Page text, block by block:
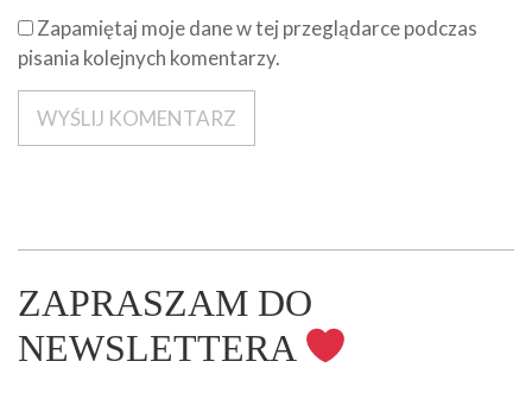
Zapamiętaj moje dane w tej przeglądarce podczas
pisania kolejnych komentarzy.
ZAPRASZAM DO
NEWSLETTERA